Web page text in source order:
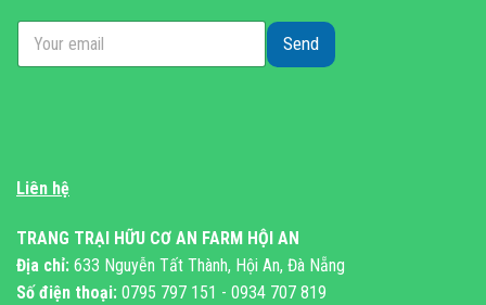
Send
Liên hệ
TRANG TRẠI HỮU CƠ AN FARM HỘI AN
Địa chỉ: 633 Nguyễn Tất Thành, Hội An, Đà Nẵng
Số điện thoại: 0795 797 151 - 0934 707 819